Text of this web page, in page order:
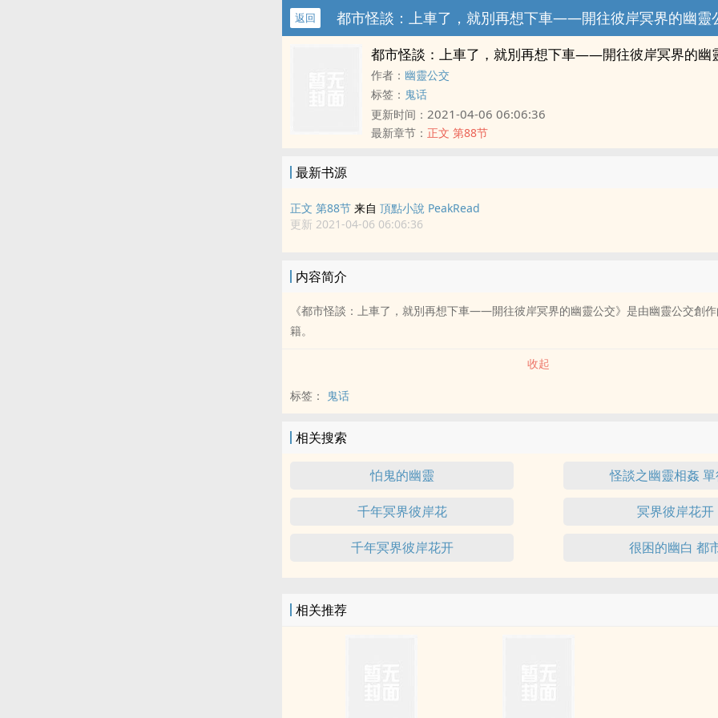
返回 都市怪談：上車了，就別再想下車——開往彼岸冥界的幽靈
都市怪談：上車了，就別再想下車——開往彼岸冥界的幽
作者： 幽靈公交
标签： 鬼话
更新时间： 2021-04-06 06:06:36
最新章节： 正文 第88节
最新书源
正文 第88节 来自 頂點小說 PeakRead
更新 2021-04-06 06:06:36
内容简介
《都市怪談：上車了，就別再想下車——開往彼岸冥界的幽靈公交》是由幽靈公交創
籍。
收起
标签： 鬼话
相关搜索
怕鬼的幽靈 怪談之幽靈相姦
千年冥界彼岸花 冥界彼岸花开
千年冥界彼岸花开 很困的幽白 都
相关推荐